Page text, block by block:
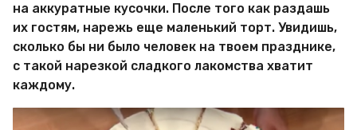
на аккуратные кусочки. После того как раздашь
их гостям, нарежь еще маленький торт. Увидишь,
сколько бы ни было человек на твоем празднике,
с такой нарезкой сладкого лакомства хватит
каждому.